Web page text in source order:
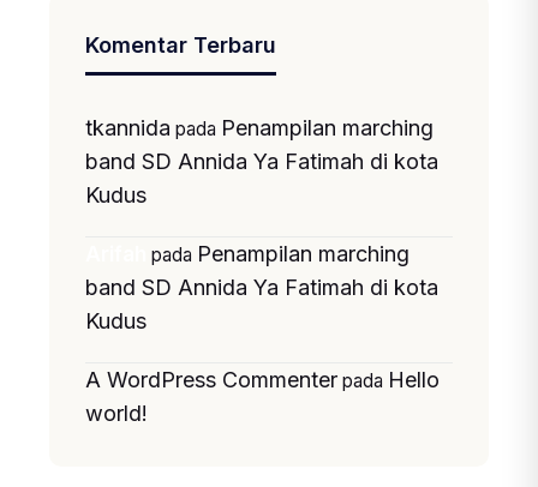
Komentar Terbaru
tkannida pada Penampilan marching
band SD Annida Ya Fatimah di kota
Kudus
pada Penampilan marching
band SD Annida Ya Fatimah di kota
Kudus
A WordPress Commenter pada Hello
world!